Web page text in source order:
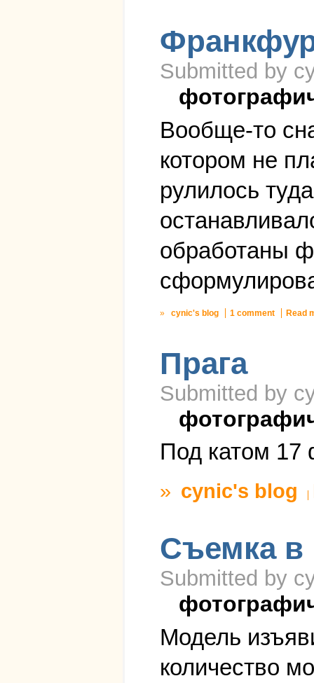
Submitted by
Вообще-то
котором не
рулилось
обработаны
» cynic's blog 1 comment Read
Прага
Submitted by
Под катом 17
» cynic's blog
Съемка в
Submitted by
Модель
количество